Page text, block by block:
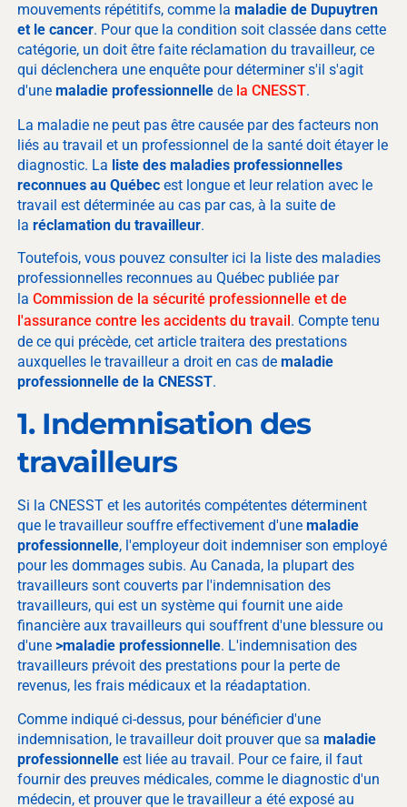
mouvements répétitifs, comme lamaladie de Dupuytren
et le cancer. Pour que la condition soit classée dans cette
catégorie, un doit être faite réclamation du travailleur, ce
qui déclenchera une enquête pour déterminer s'il s'agit
d'unemaladie professionnelle de la CNESST.
La maladie ne peut pas être causée par des facteurs non
liés au travail et un professionnel de la santé doit étayer le
diagnostic. La liste des maladies professionnelles
reconnues au Québec est longue et leur relation avec le
travail est déterminée au cas par cas, à la suite de
laréclamation du travailleur.
Toutefois, vous pouvez consulter ici la liste des maladies
professionnelles reconnues au Québec publiée par
laCommission de la sécurité professionnelle et de
l'assurance contre les accidents du travail. Compte tenu
de ce qui précède, cet article traitera des prestations
auxquelles le travailleur a droit en cas demaladie
professionnelle de la CNESST.
1. Indemnisation des
travailleurs
Si la CNESST et les autorités compétentes déterminent
que le travailleur souffre effectivement d'unemaladie
professionnelle, l'employeur doit indemniser son employé
pour les dommages subis. Au Canada, la plupart des
travailleurs sont couverts par l'indemnisation des
travailleurs, qui est un système qui fournit une aide
financière aux travailleurs qui souffrent d'une blessure ou
d'une >maladie professionnelle. L'indemnisation des
travailleurs prévoit des prestations pour la perte de
revenus, les frais médicaux et la réadaptation.
Comme indiqué ci-dessus, pour bénéficier d'une
indemnisation, le travailleur doit prouver que samaladie
professionnelle est liée au travail. Pour ce faire, il faut
fournir des preuves médicales, comme le diagnostic d'un
médecin, et prouver que le travailleur a été exposé au